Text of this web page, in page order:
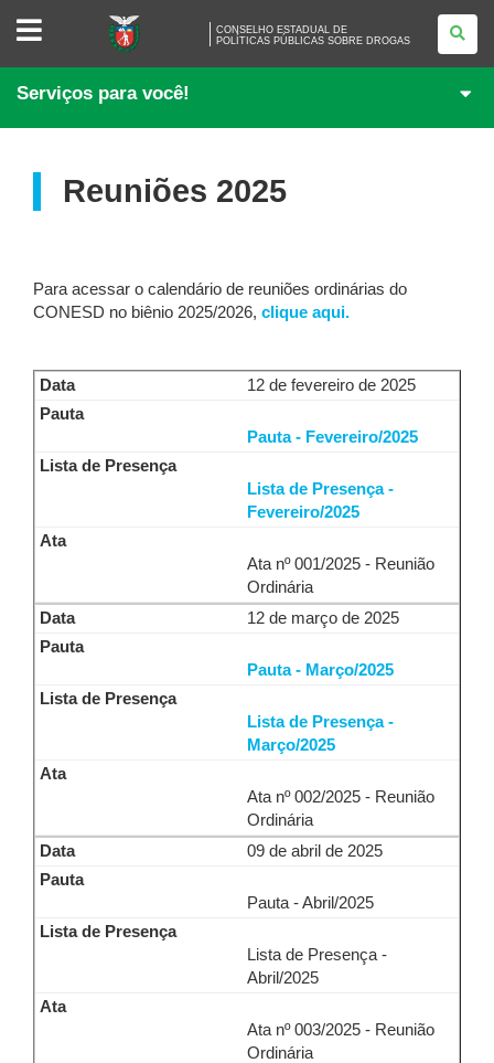
CONSELHO
ESTADUAL
DE<BR>
POLÍTICAS
PÚBLICAS
SOBRE
CONSELHO ESTADUAL DE
POLÍTICAS PÚBLICAS SOBRE DROGAS
Serviços para você!
Reuniões 2025
Para acessar o calendário de reuniões ordinárias do
CONESD no biênio 2025/2026, clique aqui.
12 de fevereiro de 2025
Pauta - Fevereiro/2025
Lista de Presença -
Fevereiro/2025
Ata nº 001/2025 - Reunião
Ordinária
12 de março de 2025
Pauta - Março/2025
Lista de Presença -
Março/2025
Ata nº 002/2025 - Reunião
Ordinária
09 de abril de 2025
Pauta - Abril/2025
Lista de Presença -
Abril/2025
Ata nº 003/2025 - Reunião
Ordinária